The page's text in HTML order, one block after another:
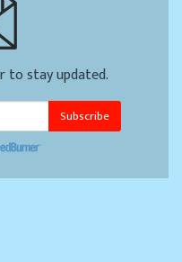
to stay updated.
Subscribe